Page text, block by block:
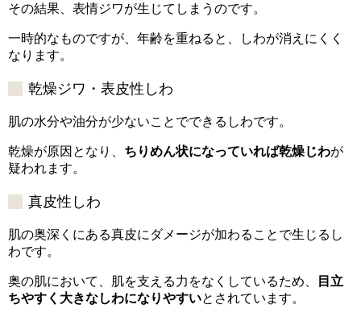
その結果、表情ジワが生じてしまうのです。
一時的なものですが、年齢を重ねると、しわが消えにくく
なります。
乾燥ジワ・表皮性しわ
肌の水分や油分が少ないことでできるしわです。
乾燥が原因となり、 ちりめん状になっていれば乾燥じわが
疑われます。
真皮性しわ
肌の奥深くにある真皮にダメージが加わることで生じるし
わです。
奥の肌において、肌を支える力をなくしているため、
目立
ちやすく大きなしわになりやすいとされています。